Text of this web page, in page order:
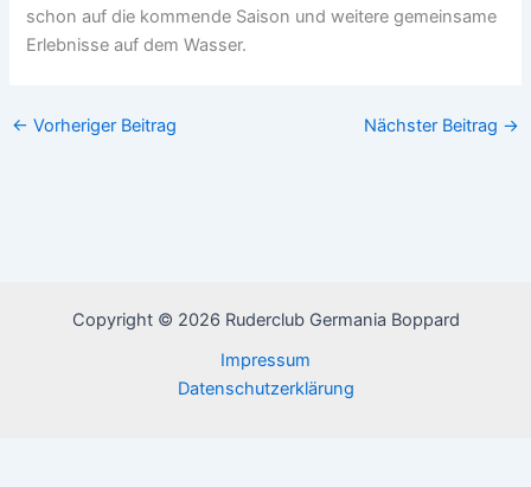
schon auf die kommende Saison und weitere gemeinsame
Erlebnisse auf dem Wasser.
← Vorheriger Beitrag Nächster Beitrag →
Copyright © 2026 Ruderclub Germania Boppard
Impressum
Datenschutzerklärung